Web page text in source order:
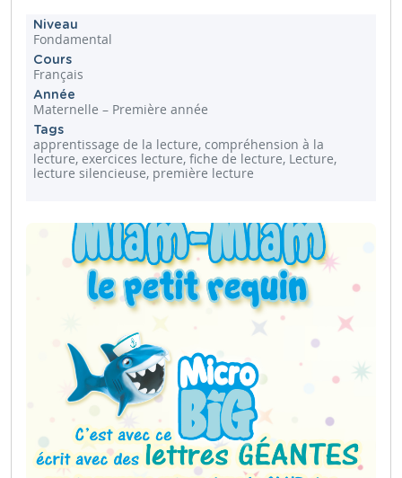
Niveau
Fondamental
Cours
Français
Année
Maternelle – Première année
Tags
apprentissage de la lecture, compréhension à la
lecture, exercices lecture, fiche de lecture, Lecture,
lecture silencieuse, première lecture